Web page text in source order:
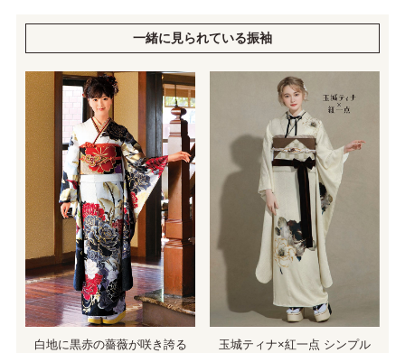
一緒に見られている振袖
白地に黒赤の薔薇が咲き誇る
玉城ティナ×紅一点 シンプル